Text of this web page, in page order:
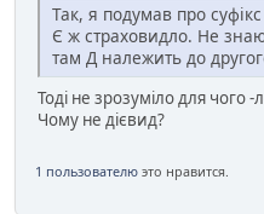
Так, я подумав про
Є ж страховидло. Не
там Д належить до
Тоді не зрозуміло для чого -
Чому не дієвид?
1 пользователю это нравится.